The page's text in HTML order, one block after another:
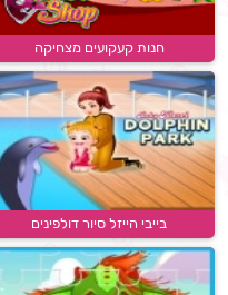
חנות קעקועים מצחיקה
בייבי הייזל סיור דולפינים